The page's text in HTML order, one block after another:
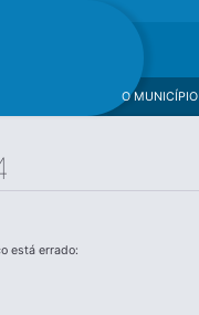
O MUNICÍPIO
está errado: